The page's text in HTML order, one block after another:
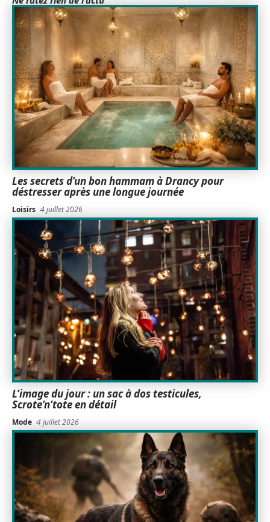
Les secrets d’un bon hammam à Drancy pour
déstresser après une longue journée
Loisirs 4 juillet 2026
L’image du jour : un sac à dos testicules,
Scrote’n’tote en détail
Mode 4 juillet 2026